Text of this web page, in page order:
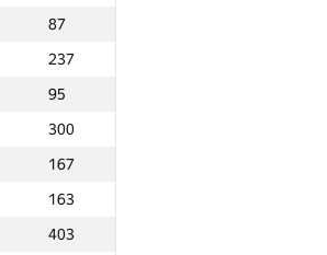
87
237
95
300
167
163
403
218
257
573
261
44
97
282